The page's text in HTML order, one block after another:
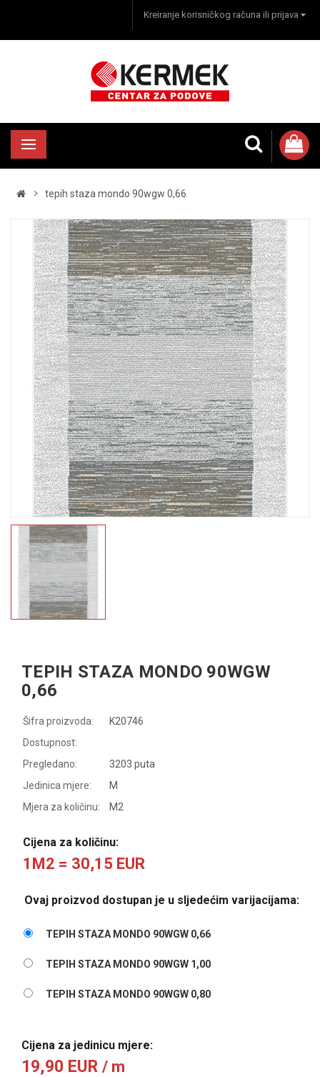
Kreiranje korisničkog računa ili prijava
tepih staza mondo 90wgw 0,66
TEPIH STAZA MONDO 90WGW
0,66
Šifra proizvoda:
K20746
Dostupnost:
Pregledano:
3203 puta
Jedinica mjere:
M
Mjera za količinu:
M2
Cijena za količinu:
1M2 = 30,15 EUR
Ovaj proizvod dostupan je u sljedećim varijacijama:
TEPIH STAZA MONDO 90WGW 0,66
TEPIH STAZA MONDO 90WGW 1,00
TEPIH STAZA MONDO 90WGW 0,80
Cijena za jedinicu mjere:
19,90 EUR / m